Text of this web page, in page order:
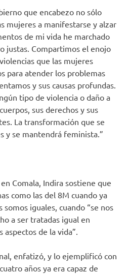
que encabezo no sólo
mujeres a manifestarse y alzar
de mi vida he marchado
justas. Compartimos el enojo
que las mujeres
para atender los problemas
y sus causas profundas.
tipo de violencia o daño a
sus derechos y sus
La transformación que se
y se mantendrá feminista.”
Comala, Indira sostiene que
como las del 8M cuando ya
iguales, cuando “se nos
a ser tratadas igual en
de la vida”.
enfatizó, y lo ejemplificó con
años ya era capaz de